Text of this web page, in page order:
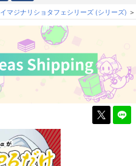
イマジナリショタフェシリーズ (シリーズ)